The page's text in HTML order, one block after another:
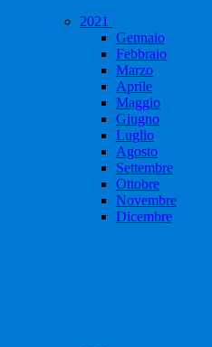
2021
Gennaio
Febbraio
Marzo
Aprile
Maggio
Giugno
Luglio
Agosto
Settembre
Ottobre
Novembre
Dicembre